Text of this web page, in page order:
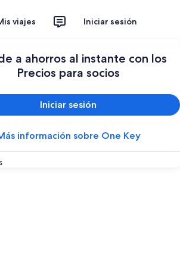
viajes Iniciar sesión
a ahorros al instante con los
Precios para socios
Iniciar sesión
información sobre One Key